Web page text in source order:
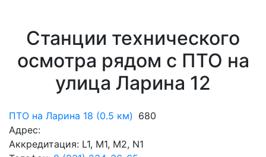
Станции технического
осмотра рядом с ПТО на
улица Ларина 12
ПТО на Ларина 18 (0.5 км) 680
Адрес:
Аккредитация: L1, M1, M2, N1